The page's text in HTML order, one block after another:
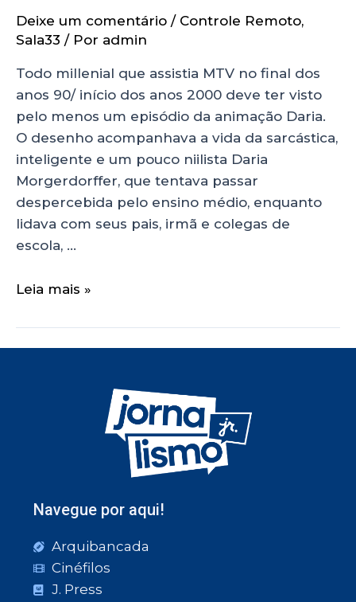
Deixe um comentário / Controle Remoto,
Sala33 / Por admin
Todo millenial que assistia MTV no final dos
anos 90/ início dos anos 2000 deve ter visto
pelo menos um episódio da animação Daria.
O desenho acompanhava a vida da sarcástica,
inteligente e um pouco niilista Daria
Morgerdorffer, que tentava passar
despercebida pelo ensino médio, enquanto
lidava com seus pais, irmã e colegas de
escola, …
Leia mais »
Navegue por aqui!
Arquibancada
Cinéfilos
J. Press